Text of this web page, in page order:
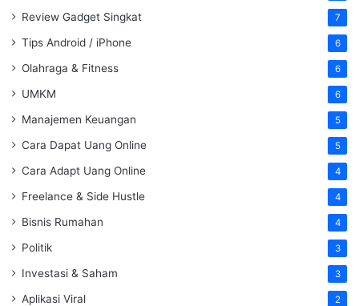
Review Gadget Singkat 7
Tips Android / iPhone 6
Olahraga & Fitness 6
UMKM 6
Manajemen Keuangan 5
Cara Dapat Uang Online 5
Cara Adapt Uang Online 4
Freelance & Side Hustle 4
Bisnis Rumahan 4
Politik 3
Investasi & Saham 3
Aplikasi Viral 2